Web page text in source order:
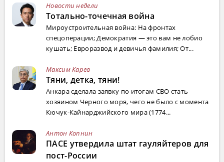
Новости недели
Тотально-точечная война
Мироустроительная война: На фронтах
спецоперации; Демократия — это вам не лобио
кушать; Евроразвод и девичья фамилия; От...
Максим Карев
Тяни, детка, тяни!
Анкара сделала заявку по итогам СВО стать
хозяином Черного моря, чего не было с момента
Кючук-Кайнарджийского мира (1774...
Антон Копнин
ПАСЕ утвердила штат гауляйтеров для
пост-России